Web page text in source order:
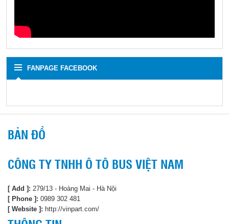
FANPAGE FACEBOOK
BẢN ĐỒ
CÔNG TY TNHH Ô TÔ BUS VIỆT NAM
[ Add ]: 279/13 - Hoàng Mai - Hà Nội
[ Phone ]: 0989 302 481
[ Website ]: http://vinpart.com/